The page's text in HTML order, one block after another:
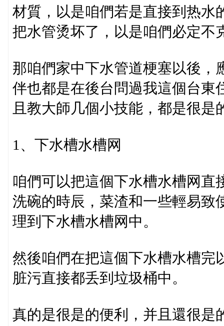
材質，以是咱們若是直接到热水
把水管烫坏了，以是咱們必定不
那咱們家中下水管道梗塞以後，
伴也都是在後台問過我這個台東
且教大師几個小技能，都是很是
1、下水槽水槽网
咱們可以把這個下水槽水槽网直
洗碗的時辰，菜渣和一些輕易致
理到下水槽水槽网中。
然後咱們在把這個下水槽水槽完
脏污直接都丢到垃圾桶中。
真的是很是的便利，并且還很是